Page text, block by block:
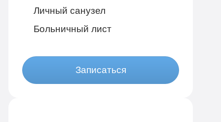
Личный санузел
Больничный лист
Записаться